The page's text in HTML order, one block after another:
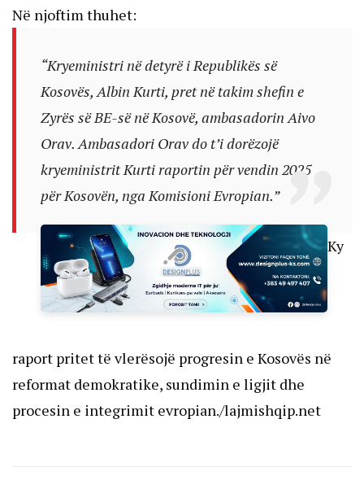
Në njoftim thuhet:
“Kryeministri në detyrë i Republikës së
Kosovës, Albin Kurti, pret në takim shefin e
Zyrës së BE-së në Kosovë, ambasadorin Aivo
Orav. Ambasadori Orav do t’i dorëzojë
kryeministrit Kurti raportin për vendin 2025
për Kosovën, nga Komisioni Evropian.”
Ky
raport pritet të vlerësojë progresin e Kosovës në
reformat demokratike, sundimin e ligjit dhe
procesin e integrimit evropian./lajmishqip.net